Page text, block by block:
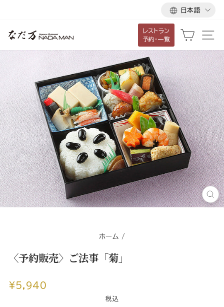
て
コ
ン
テ
ン
ツ
に
移
動
す
る
言
語
日本語
レストラン
予約・一覧
カート
閉
ホーム /
〈予約販売〉ご法事「菊」
通
¥5,940
税込